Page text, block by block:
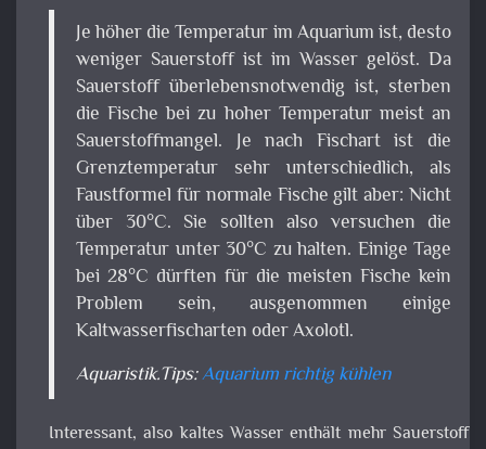
Sauerstoffmangel. Je nach Fischart ist die
Grenztemperatur sehr unterschiedlich, als
Faustformel für normale Fische gilt aber: Nicht
über 30°C. Sie sollten also versuchen die
Temperatur unter 30°C zu halten. Einige Tage bei
28°C dürften für die meisten Fische kein Problem
sein, ausgenommen einige Kaltwasserfischarten
oder Axolotl.
Aquaristik.Tips:Aquarium richtig kühlen
Interessant, also kaltes Wasser enthält mehr
warmen Wasser? In der Schule haben wir alle gelernt,
es Isotope (Varianten von Atomen) gibt. Beispielsweise
18Sauerstoff (16O,17O und18 O), welche die